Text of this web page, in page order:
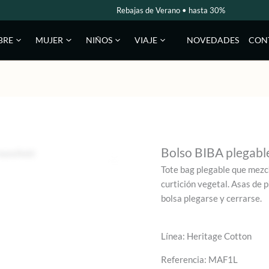
Rebajas de Verano • hasta 30%
MUJER NIÑOS VIAJE NOVEDADES
Bolso BIBA
Tote bag plegable que
curtición vegetal. Asas de
bolsa plegarse y cerrarse.
Línea: Heritage Cotton
Referencia: MAF1L